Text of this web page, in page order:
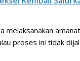
melaksanakan
proses ini tidak